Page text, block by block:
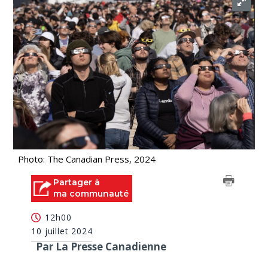
Photo: The Canadian Press, 2024
Partager à
ma communauté
12h00
10 juillet 2024
Par La Presse Canadienne